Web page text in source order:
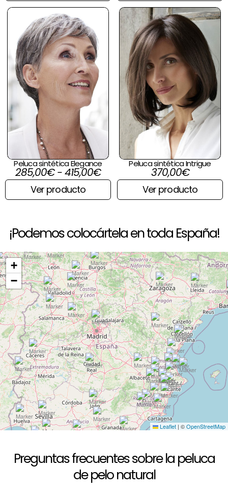
Peluca sintética Elegance
285,00€ -415,00€
Ver producto
Peluca sintética Intrigue
370,00€
Ver producto
¡Podemos colocártela en toda España!
+
−
Leaflet | ©OpenStreetMap
Preguntas frecuentes sobre la peluca
de pelo natural